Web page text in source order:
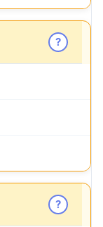
?
?